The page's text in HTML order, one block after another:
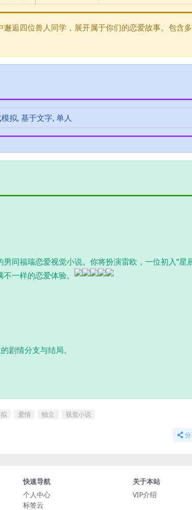
逅四位兽人同学，展开属于你们的恋爱故事。包含多
拟, 基于文字, 单人
同福瑞恋爱视觉小说。你将扮演雷欧，一位初入“星
一样的恋爱体验。
剧情分支与结局。
爱情 独立 视觉小说
快速导航
个人中心
标签云
关于本站
VIP介绍